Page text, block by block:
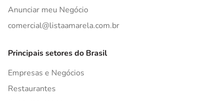
Anunciar meu Negócio
comercial@listaamarela.com.br
Principais setores do Brasil
Empresas e Negócios
Restaurantes